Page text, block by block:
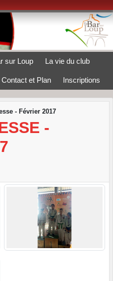
- Le Bar sur Loup La vie du club
Contact et Plan Inscriptions
- Février 2017
-